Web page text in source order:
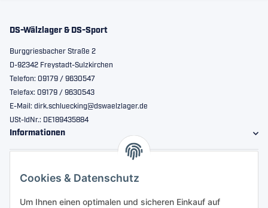
Cookies & Datenschutz
Um Ihnen einen optimalen und sicheren Einkauf auf
DS-Wälzlager & DS-Sport
Burggriesbacher Straße 2
D-92342 Freystadt-Sulzkirchen
Telefon: 09179 / 9630547
Telefax: 09179 / 9630543
E-Mail: dirk.schluecking@dswaelzlager.de
USt-IdNr.: DE189435884
Informationen
Sicher bestellen